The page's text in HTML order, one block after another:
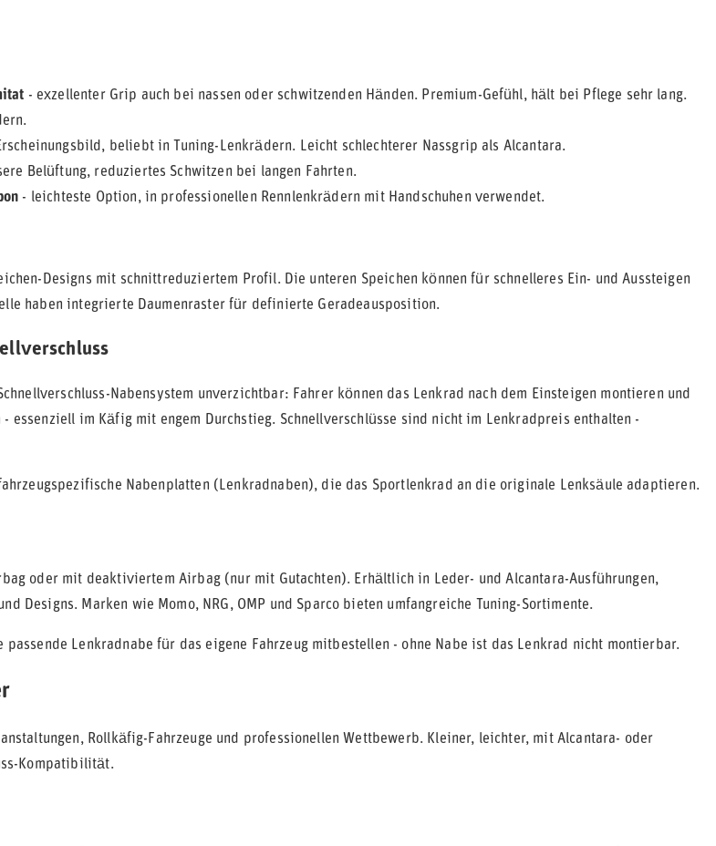
- exzellenter Grip auch bei nassen oder schwitzenden Händen. Premium-Gefühl, hält bei Pflege sehr lang.
beliebt in Tuning-Lenkrädern. Leicht schlechterer Nassgrip als Alcantara.
Belüftung, reduziertes Schwitzen bei langen Fahrten.
- leichteste Option, in professionellen Rennlenkrädern mit Handschuhen verwendet.
Designs mit schnittreduziertem Profil. Die unteren Speichen können für schnelleres Ein- und Aussteigen
haben integrierte Daumenraster für definierte Geradeausposition.
Nabensystem unverzichtbar: Fahrer können das Lenkrad nach dem Einsteigen montieren und
- essenziell im Käfig mit engem Durchstieg. Schnellverschlüsse sind nicht im Lenkradpreis enthalten -
Nabenplatten (Lenkradnaben), die das Sportlenkrad an die originale Lenksäule adaptieren.
oder mit deaktiviertem Airbag (nur mit Gutachten). Erhältlich in Leder- und Alcantara-Ausführungen,
Designs. Marken wie Momo, NRG, OMP und Sparco bieten umfangreiche Tuning-Sortimente.
Lenkradnabe für das eigene Fahrzeug mitbestellen - ohne Nabe ist das Lenkrad nicht montierbar.
Rollkäfig-Fahrzeuge und professionellen Wettbewerb. Kleiner, leichter, mit Alcantara- oder
Kompatibilität.